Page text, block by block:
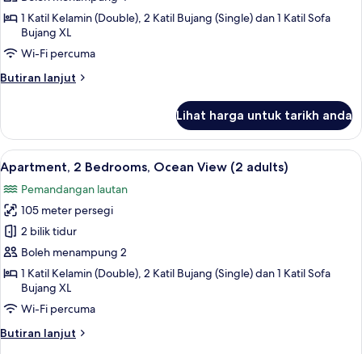
Bedrooms,
Ocean
View
(1
adult
3
children)
1 Katil Kelamin (Double), 2 Katil Bujang (Single) dan 1 Katil Sofa
Bujang XL
Wi-Fi percuma
Butiran lanjut
Butiran
2
Bedrooms,
Ocean
View
(1
adult
+
3
children)
Lihat harga untuk tarikh anda
Lihat
semua
foto
untuk
Apartment,
2
Bedrooms,
Ocean
View
(2
adults)
2 bilik tidur, peti besi dalam bilik,
10
Apartment, 2 Bedrooms, Ocean View (2 adults)
Pemandangan lautan
105 meter persegi
2 bilik tidur
Boleh menampung 2
1 Katil Kelamin (Double), 2 Katil Bujang (Single) dan 1 Katil Sofa
Bujang XL
Wi-Fi percuma
Butiran lanjut
Butiran